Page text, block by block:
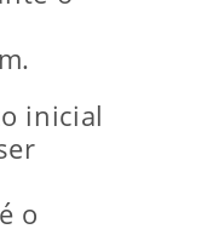
inicial
o